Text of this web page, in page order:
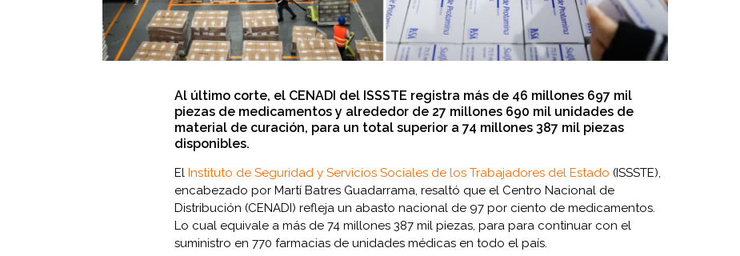
Al último corte, el CENADI del ISSSTE registra más de 46 millones 697 mil
piezas de medicamentos y alrededor de 27 millones 690 mil unidades de
material de curación, para un total superior a 74 millones 387 mil piezas
disponibles.
El Instituto de Seguridad y Servicios Sociales de los Trabajadores del Estado (ISSSTE),
encabezado por Martí Batres Guadarrama, resaltó que el Centro Nacional de
Distribución (CENADI) refleja un abasto nacional de 97 por ciento de medicamentos.
Lo cual equivale a más de 74 millones 387 mil piezas, para para continuar con el
suministro en 770 farmacias de unidades médicas en todo el país.